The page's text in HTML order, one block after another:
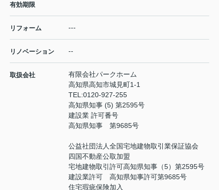
有効期限
リフォーム ---
リノベーション --
取扱会社
有限会社パークホーム
高知県高知市城見町1-1
TEL:0120-927-255
高知県知事 (5) 第2595号
建設業 許可番号
高知県知事 第9685号
公益社団法人全国宅地建物取引業保証協会
四国不動産公取加盟
宅地建物取引許可高知県知事（5）第2595号
建設業許可 高知県知事許可第9685号
住宅瑕疵保険加入